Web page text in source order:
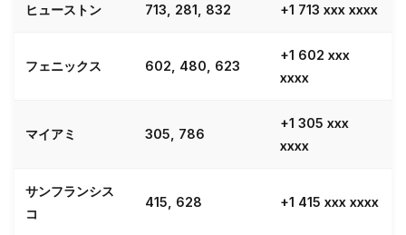
ヒューストン 713, 281, 832 +1 713 xxx xxxx
フェニックス 602, 480, 623
+1 602 xxx
xxxx
マイアミ 305, 786
+1 305 xxx
xxxx
サンフランシス
コ
415, 628 +1 415 xxx xxxx